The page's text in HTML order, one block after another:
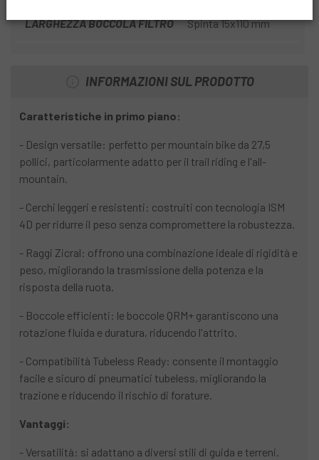
LARGHEZZA BOCCOLA FILTRO Spinta 15x110 mm
INFORMAZIONI SUL PRODOTTO
Caratteristiche in primo piano:
- Design versatile: perfetto per mountain bike da 27,5
pollici, particolarmente adatto per il trail riding e l'all-
mountain.
- Cerchi leggeri e resistenti: costruiti con tecnologia ISM
4D per ridurre il peso senza compromettere la robustezza.
- Raggi Zicral: offrono una combinazione ideale di rigidità e
peso, migliorando la trasmissione della potenza e la
risposta della ruota.
- Boccole efficienti: le boccole QRM+ garantiscono una
rotazione fluida e duratura, riducendo l'attrito.
- Compatibilità Tubeless Ready: consente il montaggio
facile e sicuro di pneumatici tubeless, migliorando la
trazione e riducendo il rischio di forature.
Vantaggi:
- Versatilità: si adattano a diversi stili di guida e terreni.